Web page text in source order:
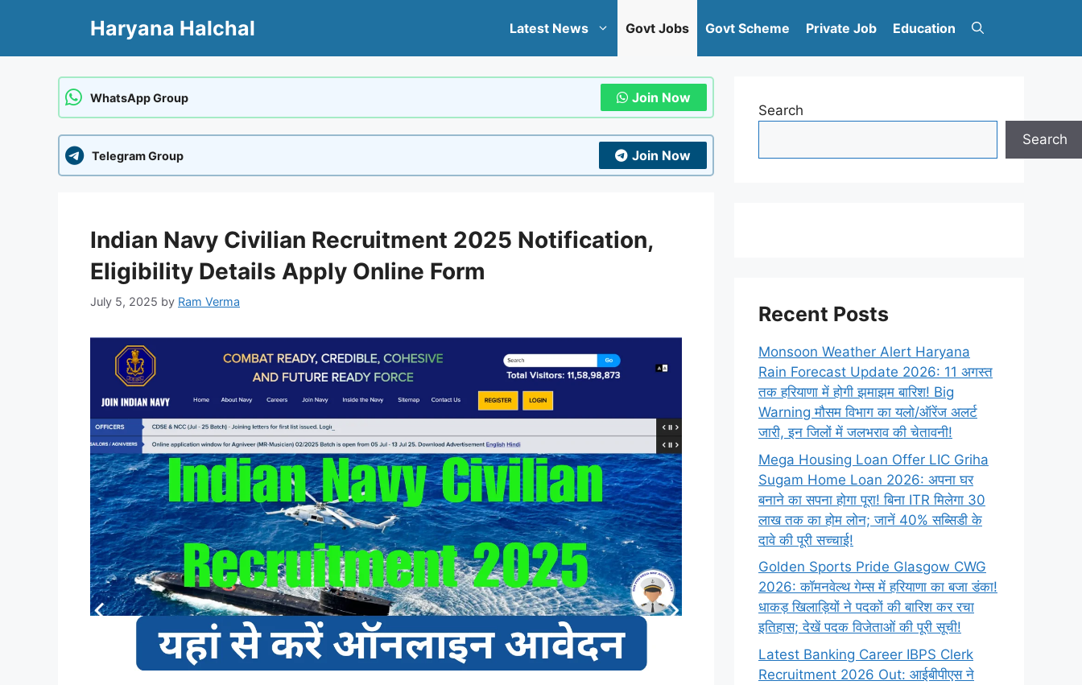
Haryana Halchal Latest News Govt Jobs Govt Scheme Private Job Education
WhatsApp Group Join Now
Telegram Group Join Now
Indian Navy Civilian Recruitment 2025 Notification,
Eligibility Details Apply Online Form
July 5, 2025 by Ram Verma
Search
Search
Recent Posts
Monsoon Weather Alert Haryana
Rain Forecast Update 2026: 11 अगस्त
तक हरियाणा में होगी झमाझम बारिश! Big
Warning मौसम विभाग का यलो/ऑरेंज अलर्ट
जारी, इन जिलों में जलभराव की चेतावनी!
Mega Housing Loan Offer LIC Griha
Sugam Home Loan 2026: अपना घर
बनाने का सपना होगा पूरा! बिना ITR मिलेगा 30
लाख तक का होम लोन; जानें 40% सब्सिडी के
दावे की पूरी सच्चाई!
Golden Sports Pride Glasgow CWG
2026: कॉमनवेल्थ गेम्स में हरियाणा का बजा डंका!
धाकड़ खिलाड़ियों ने पदकों की बारिश कर रचा
इतिहास; देखें पदक विजेताओं की पूरी सूची!
Latest Banking Career IBPS Clerk
Recruitment 2026 Out: आईबीपीएस ने